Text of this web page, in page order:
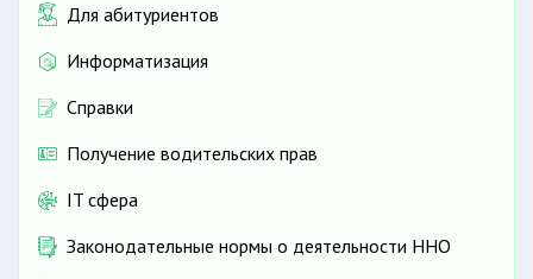
Для абитуриентов
Информатизация
Справки
Получение водительских прав
IT сфера
Законодательные нормы о деятельности ННО